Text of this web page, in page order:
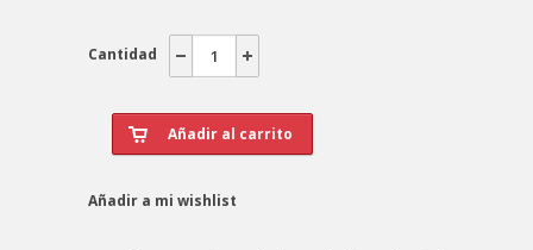
Cantidad
Añadir a mi wishlist